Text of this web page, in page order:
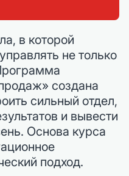
в которой
не только
создана
сильный отдел,
и вывести
Основа курса
подход.